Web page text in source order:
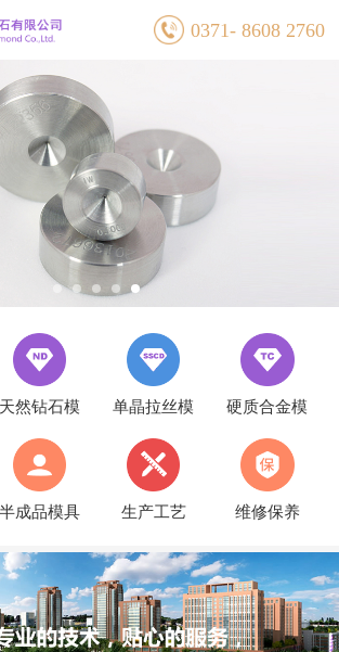
0371- 8608 2760
天然钻石模 单晶拉丝模 硬质合金模
半成品模具 生产工艺 维修保养